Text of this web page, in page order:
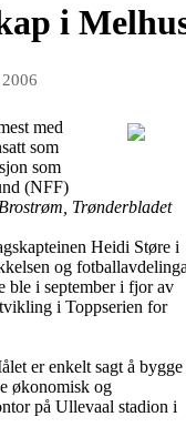
i
med
som
som
(NFF)
Trønderbladet
Heidi Støre i
og
ble i september i fjor av
i Toppserien for
er enkelt sagt å bygge
økonomisk og
på Ullevaal stadion i